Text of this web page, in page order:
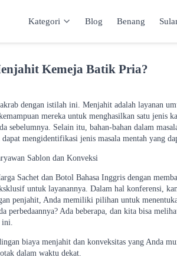
Kategori Blog Benang
Kemeja Batik Pria?
dengan istilah ini. Menjahit adalah layanan
mereka untuk menghasilkan satu jenis
sebelumnya. Selain itu, bahan-bahan dalam
mengidentifikasi jenis masala mentah yang
Sablon dan Konveksi
Sachet dan Botol Bahasa Inggris dengan
untuk layanannya. Dalam hal konferensi,
penjahit, Anda memiliki pilihan untuk
perbedaannya? Ada beberapa, dan kita bisa
ini.
biaya menjahit dan konveksitas yang Anda
dalam waktu dekat.